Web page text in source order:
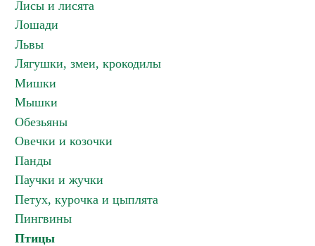
Лисы и лисята
Лошади
Львы
Лягушки, змеи, крокодилы
Мишки
Мышки
Обезьяны
Овечки и козочки
Панды
Паучки и жучки
Петух, курочка и цыплята
Пингвины
Птицы